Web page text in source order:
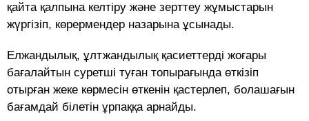
қайта қалпына келтіру және зерттеу жұмыстарын
жүргізіп, көрермендер назарына ұсынады.
Елжандылық, ұлтжандылық қасиеттерді жоғары
бағалайтын суретші туған топырағында өткізіп
отырған жеке көрмесін өткенін қастерлеп, болашағын
бағамдай білетін ұрпаққа арнайды.